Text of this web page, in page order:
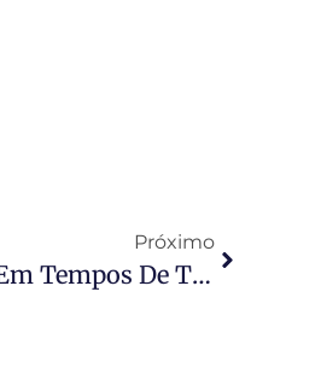
Próximo
Dia Da Imprensa, A Força Da Informação Em Tempos De Transformação